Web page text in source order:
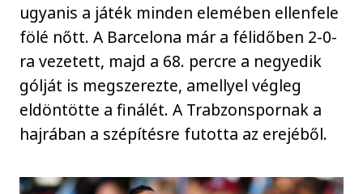
ugyanis a játék minden elemében ellenfele
fölé nőtt. A Barcelona már a félidőben 2-0-
ra vezetett, majd a 68. percre a negyedik
gólját is megszerezte, amellyel végleg
eldöntötte a finálét. A Trabzonspornak a
hajrában a szépítésre futotta az erejéből.